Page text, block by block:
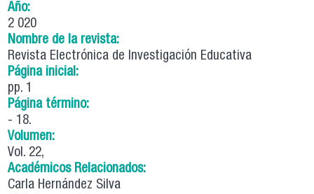
Año:
2 020
Nombre de la revista:
Revista Electrónica de Investigación Educativa
Página inicial:
pp. 1
Página término:
- 18.
Volumen:
Vol. 22,
Académicos Relacionados:
Carla Hernández Silva